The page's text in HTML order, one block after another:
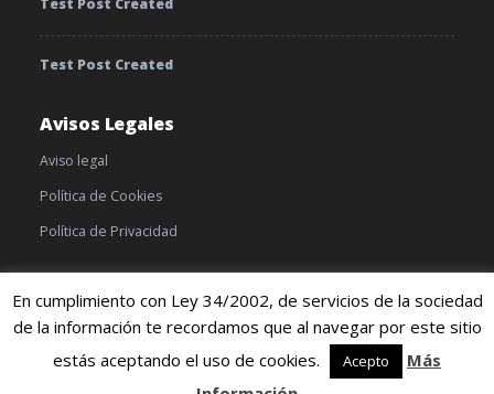
Test Post Created
Test Post Created
Avisos Legales
Aviso legal
Política de Cookies
Política de Privacidad
© 2019 TratamientoyEnfermedades | Cookies|Terminos y
condiciones
En cumplimiento con Ley 34/2002, de servicios de la sociedad
de la información te recordamos que al navegar por este sitio
estás aceptando el uso de cookies.
Acepto
Más